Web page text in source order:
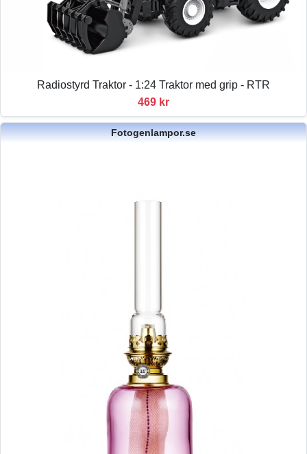
Radiostyrd Traktor - 1:24 Traktor med grip - RTR
469 kr
Fotogenlampor.se